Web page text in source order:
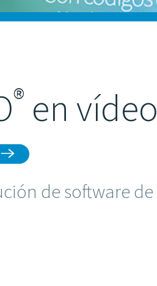
® en vídeo
de software de